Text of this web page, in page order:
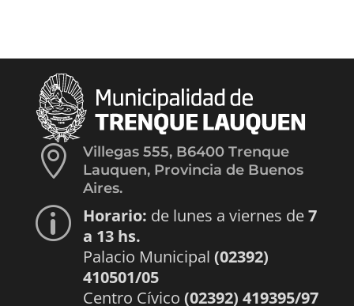

Villegas 555, B6400 Trenque
Lauquen, Provincia de Buenos
Aires.
p Horario: de lunes a viernes de7
a 13 hs.
Palacio Municipal (02392)
410501/05
Centro Cívico (02392) 419395/97